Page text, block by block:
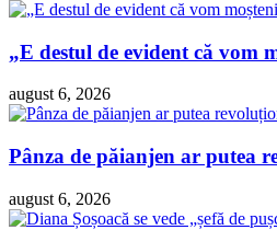
„E destul de evident că vom
august 6, 2026
Pânza de păianjen ar putea
august 6, 2026